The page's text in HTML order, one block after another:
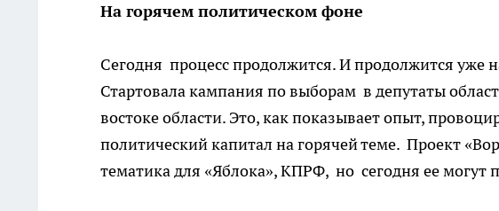
На горячем политическом фоне
Сегодня процесс продолжится. И продолжится
Стартовала кампания по выборам в депутаты
востоке области. Это, как показывает опыт,
политический капитал на горячей теме. Проект
тематика для «Яблока», КПРФ, но сегодня ее могут